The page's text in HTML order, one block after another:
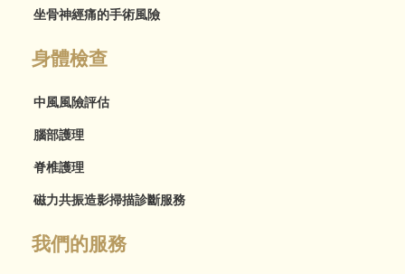
坐骨神經痛的手術風險
身體檢查
中風風險評估
腦部護理
脊椎護理
磁力共振造影掃描診斷服務
我們的服務